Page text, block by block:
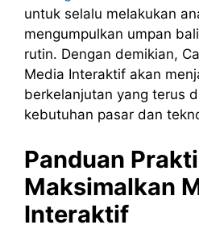
untuk selalu melakukan
mengumpulkan umpan
rutin. Dengan demikian,
Media Interaktif akan
berkelanjutan yang terus
kebutuhan pasar dan
Panduan
Maksimalkan
Interaktif